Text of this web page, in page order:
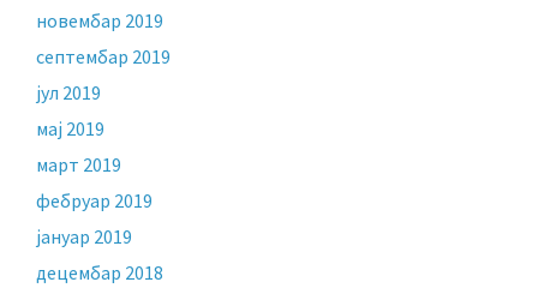
новембар 2019
септембар 2019
јул 2019
мај 2019
март 2019
фебруар 2019
јануар 2019
децембар 2018